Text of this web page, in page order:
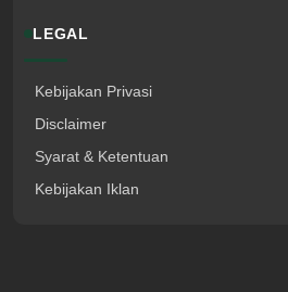
LEGAL
Kebijakan Privasi
Disclaimer
Syarat & Ketentuan
Kebijakan Iklan